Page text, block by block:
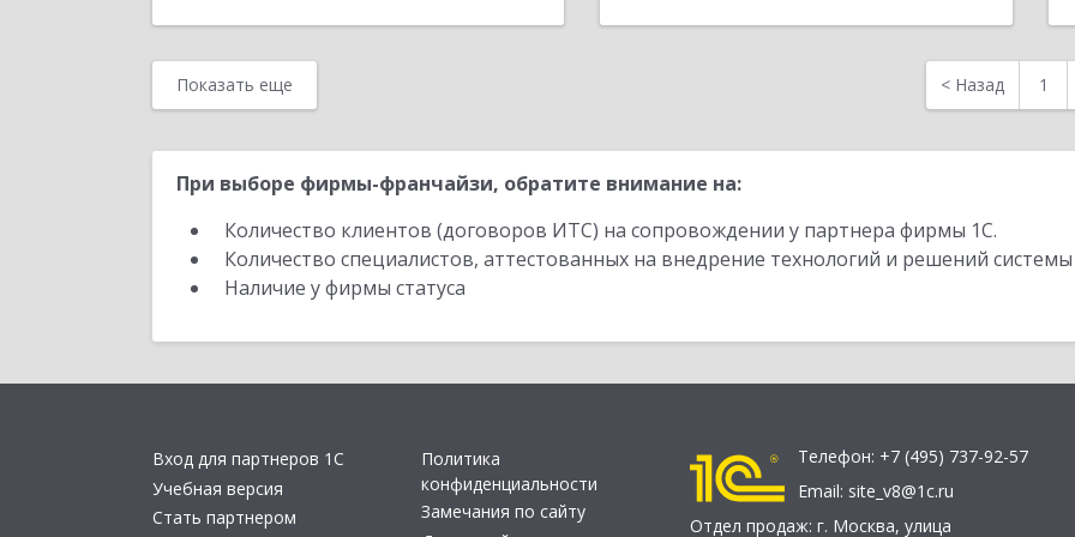
Показать еще < Назад 1
При выборе фирмы-франчайзи, обратите внимание на:
Количество клиентов (договоров ИТС) на сопровождении у партнера фирмы 1С.
Количество специалистов, аттестованных на внедрение технологий и решений
Наличие у фирмы статуса
Вход для партнеров 1С
Учебная версия
Стать партнером
Политика
конфиденциальности
Замечания по сайту
Телефон: +7 (495) 737-92-57
Email: site_v8@1c.ru
Отдел продаж: г. Москва, улица